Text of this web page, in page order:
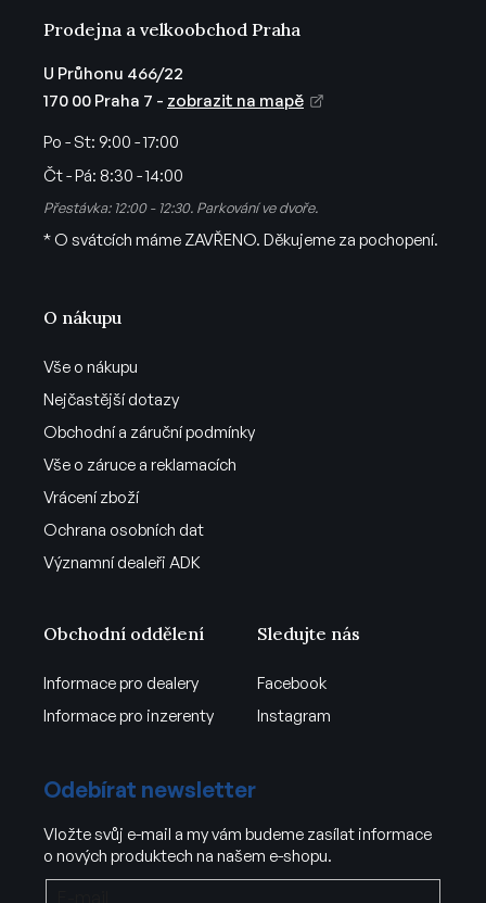
ý
p
s
u
O nákupu
Vše o nákupu
Nejčastější dotazy
Obchodní a záruční podmínky
Vše o záruce a reklamacích
Vrácení zboží
Ochrana osobních dat
Významní dealeři ADK
Prodejna a velkoobchod Praha
U Průhonu 466/22
170 00 Praha 7 - zobrazit na mapě
Po - St: 9:00 - 17:00
Čt - Pá: 8:30 - 14:00
Přestávka: 12:00 - 12:30. Parkování ve dvoře.
* O svátcích máme ZAVŘENO. Děkujeme za pochopení.
Obchodní oddělení
Informace pro dealery
Informace pro inzerenty
Sledujte nás
Facebook
Instagram
Odebírat newsletter
Vložte svůj e-mail a my vám budeme zasílat informace
o nových produktech na našem e-shopu.